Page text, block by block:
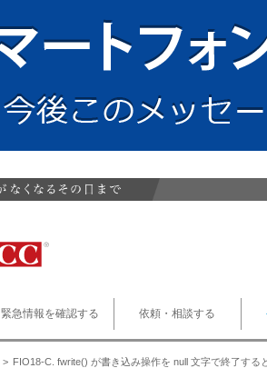
緊急情報を確認する 依頼・相談する
FIO18-C. fwrite() が書き込み操作を null 文字で終了する